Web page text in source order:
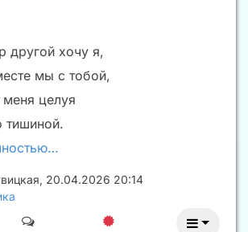
другой хочу я,
мы с тобой,
целуя
тишиной.
, 20.04.2026 20:14